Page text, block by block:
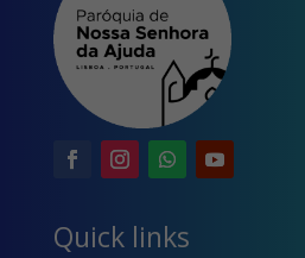
Quick links